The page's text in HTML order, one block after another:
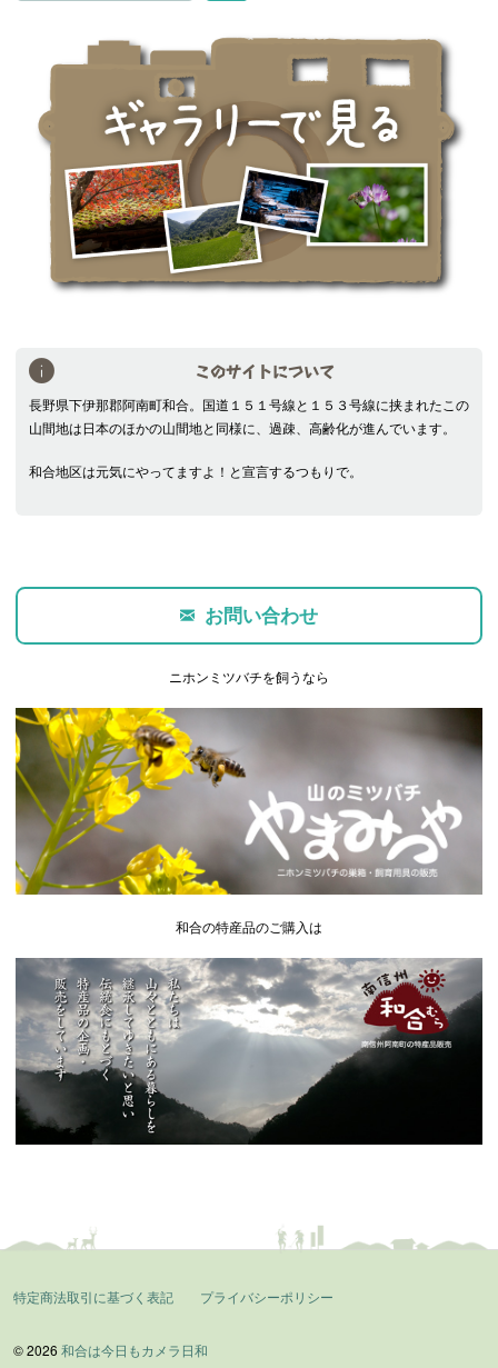
このサイトについて
長野県下伊那郡阿南町和合。国道１５１号線と１５３号線に挟まれたこの
山間地は日本のほかの山間地と同様に、過疎、高齢化が進んでいます。
和合地区は元気にやってますよ！と宣言するつもりで。
お問い合わせ
ニホンミツバチを飼うなら
和合の特産品のご購入は
特定商法取引に基づく表記 プライバシーポリシー
© 2026 和合は今日もカメラ日和